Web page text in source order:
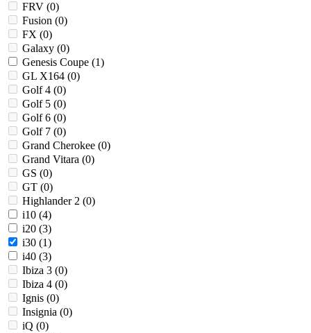
FRV (0)
Fusion (0)
FX (0)
Galaxy (0)
Genesis Coupe (1)
GL X164 (0)
Golf 4 (0)
Golf 5 (0)
Golf 6 (0)
Golf 7 (0)
Grand Cherokee (0)
Grand Vitara (0)
GS (0)
GT (0)
Highlander 2 (0)
i10 (4)
i20 (3)
i30 (1)
i40 (3)
Ibiza 3 (0)
Ibiza 4 (0)
Ignis (0)
Insignia (0)
iQ (0)